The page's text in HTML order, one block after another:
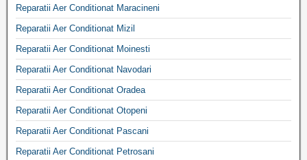
Reparatii Aer Conditionat Maracineni
Reparatii Aer Conditionat Mizil
Reparatii Aer Conditionat Moinesti
Reparatii Aer Conditionat Navodari
Reparatii Aer Conditionat Oradea
Reparatii Aer Conditionat Otopeni
Reparatii Aer Conditionat Pascani
Reparatii Aer Conditionat Petrosani